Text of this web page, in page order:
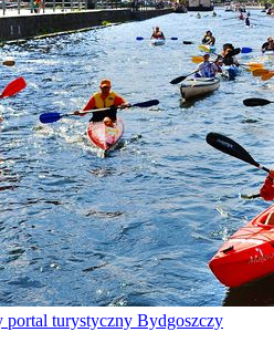
portal turystyczny Bydgoszczy